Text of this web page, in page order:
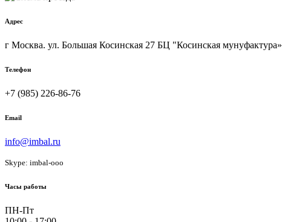
Адрес
г Москва. ул. Большая Косинская 27 БЦ "Косинская мунуфактура»
Телефон
+7 (985) 226-86-76
Email
info@imbal.ru
Skype: imbal-ooo
Часы работы
ПН-Пт